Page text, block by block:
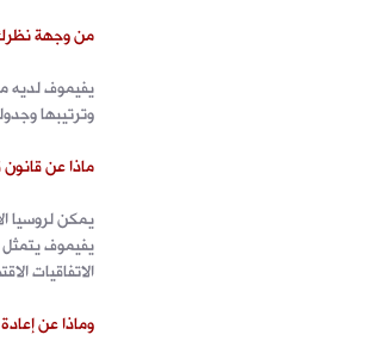
من وجهة
يفيموف لديه
وترتيبها
ماذا عن
يمكن لروسيا
يفيموف يتمثل
الاتفاقيات
وماذا عن إعادة